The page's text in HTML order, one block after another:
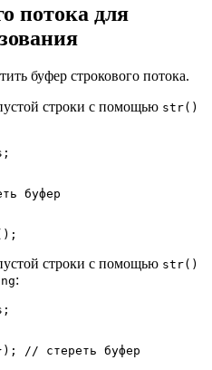
потока для
буфер строкового потока.
строки с помощью str()
;
буфер
) ;
строки с помощью str()
:
;
) ;
// стереть буфер